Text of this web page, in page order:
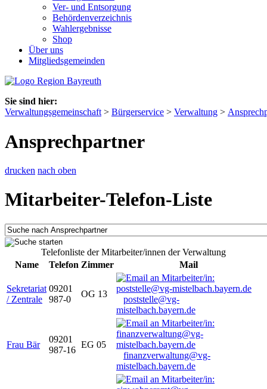
Ver- und Entsorgung
Behördenverzeichnis
Wahlergebnisse
Shop
Über uns
Mitgliedsgemeinden
Sie sind hier:
Verwaltungsgemeinschaft > Bürgerservice > Verwaltung >
Ansprechpartner
drucken nach oben
Mitarbeiter-Telefon-Liste
Telefonliste der Mitarbeiter/innen der Verwaltung
Name
Telefon Zimmer Mail
Sekretariat
/ Zentrale
09201
987-0
OG 13
poststelle@vg-
mistelbach.bayern.de
Frau Bär
09201
987-16
EG 05
finanzverwaltung@vg-
mistelbach.bayern.de